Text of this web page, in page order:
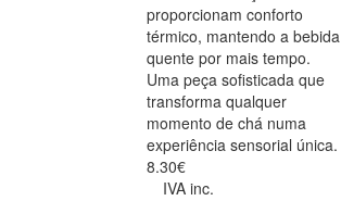
proporcionam conforto
térmico, mantendo a bebida
quente por mais tempo.
Uma peça sofisticada que
transforma qualquer
momento de chá numa
experiência sensorial única.
8.30€
IVA inc.